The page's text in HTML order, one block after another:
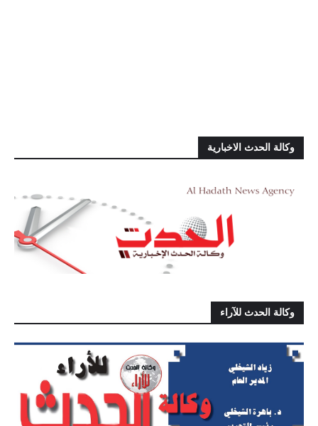
وكالة الحدث الاخبارية
وكالة الحدث للآراء